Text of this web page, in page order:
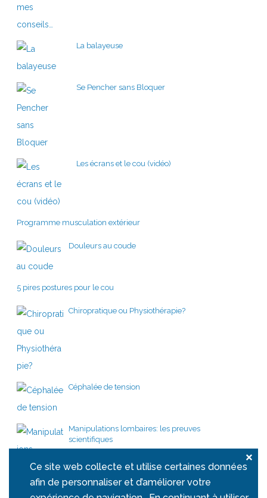
La balayeuse
Se Pencher sans Bloquer
Les écrans et le cou (vidéo)
Programme musculation extérieur
Douleurs au coude
5 pires postures pour le cou
Chiropratique ou Physiothérapie?
Céphalée de tension
Manipulations lombaires: les preuves
scientifiques
Ce site web collecte et utilise certaines données
afin de personnaliser et d’améliorer votre
×